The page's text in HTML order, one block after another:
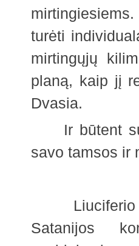
turėti
mirtingųjų
planą, kaip jį
Dvasia.
Ir būtent su
savo tamsos
Liuciferio
Satanijos